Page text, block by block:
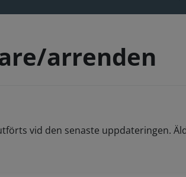
arrenden
vid den senaste uppdateringen.